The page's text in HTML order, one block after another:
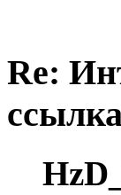
Re: